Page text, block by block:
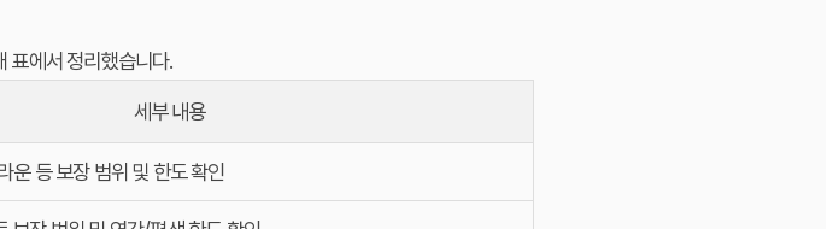
표에서 정리했습니다.
세부 내용
운 등 보장 범위 및 한도 확인